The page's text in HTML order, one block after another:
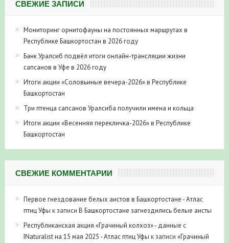
СВЕЖИЕ ЗАПИСИ
Мониторинг орнитофауны на постоянных маршрутах в
Республике Башкортостан в 2026 году
Банк Уралсиб подвёл итоги онлайн-трансляции жизни
сапсанов в Уфе в 2026 году
Итоги акции «Соловьиные вечера-2026» в Республике
Башкортостан
Три птенца сапсанов Уралсиба получили имена и кольца
Итоги акции «Весенняя перекличка-2026» в Республике
Башкортостан
СВЕЖИЕ КОММЕНТАРИИ
Первое гнездование белых аистов в Башкортостане - Атлас
птиц Уфы к записи В Башкортостане загнездились белые аисты
Республиканская акция «Грачиный колхоз» - данные с
INaturalist на 15 мая 2025 - Атлас птиц Уфы к записи «Грачиный